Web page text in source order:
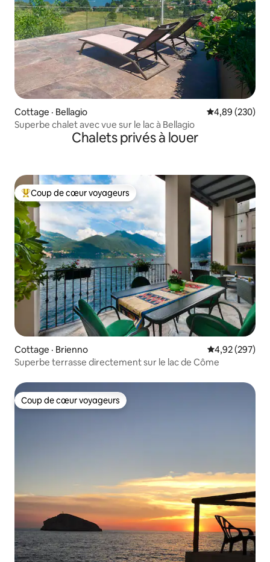
Cottage · Bellagio Note
4,89 (230)
Superbe chalet avec vue sur le lac à Bellagio
Chalets privés à louer
Coup de cœur voyageurs parmi les plus aimés
Coup de cœur voyageurs
Cottage · Brienno Note
4,92 (297)
Superbe terrasse directement sur le lac de Côme
Coup de cœur voyageurs
Coup de cœur voyageurs